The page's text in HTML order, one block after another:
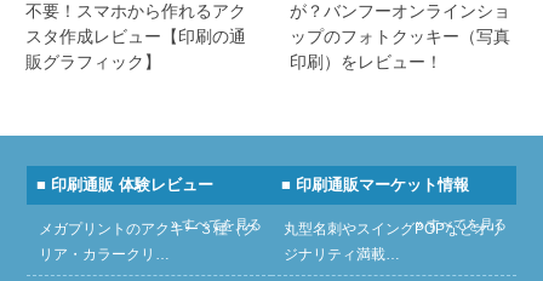
不要！スマホから作れるアク
スタ作成レビュー【印刷の通
販グラフィック】
が？バンフーオンラインショ
ップのフォトクッキー（写真
印刷）をレビュー！
■ 印刷通販 体験レビュー
» すべてを見る
メガプリントのアクキー３種（ク
リア・カラークリ…
■ 印刷通販マーケット情報
» すべてを見る
丸型名刺やスイングPOPなどオリ
ジナリティ満載…